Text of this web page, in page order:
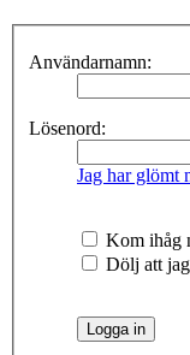
Användarnamn:
Lösenord:
Jag har glömt
Kom ihåg
Dölj att